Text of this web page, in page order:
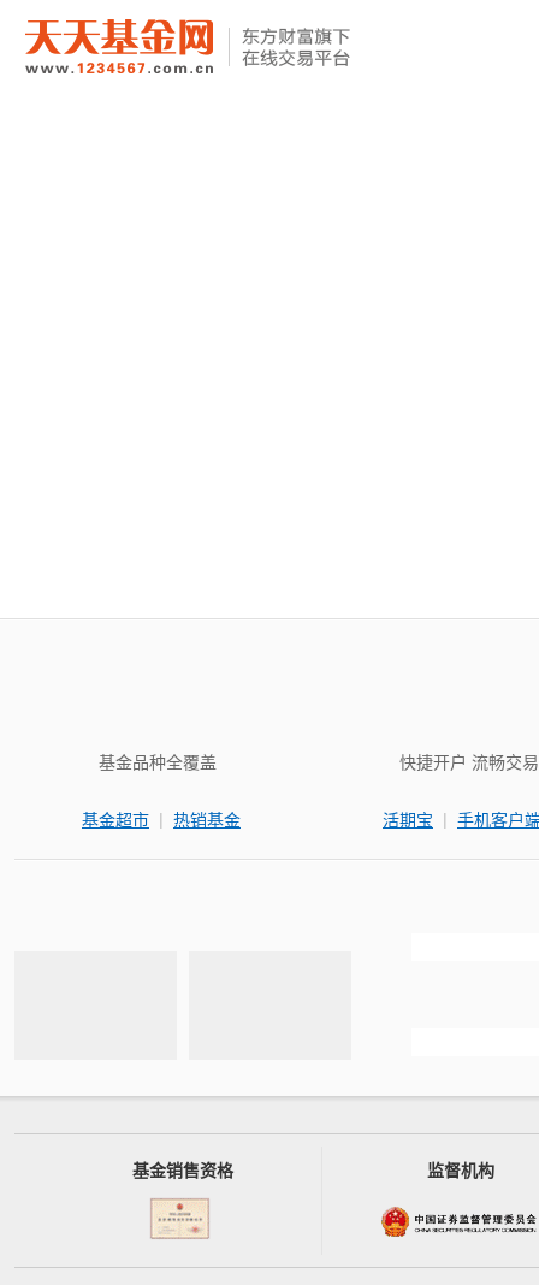
基金品种全覆盖
基金超市 | 热销基金
快捷开户 流畅交易
活期宝 | 手机客户
基金销售资格 监督机构